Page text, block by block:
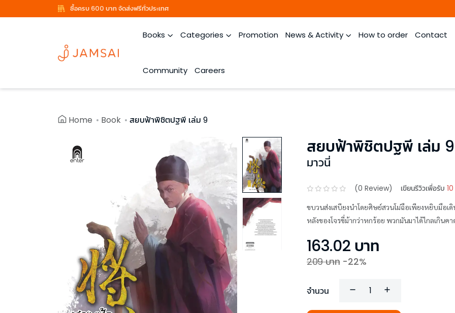
ซื้อครบ 600 บาท จัดส่งฟรีทั่วประเทศ
Books Categories Promotion News & Activity How to order Contact
Community Careers
Home Book สยบฟ้าพิชิตปฐพี เล่ม 9
สยบฟ้าพิชิตปฐพี เล่ม 9
มาวนี่
(0 Review) เขียนรีวิวเพื่อรับ
ขบวนส่งเสบียงนำโดยศิษย์สวนโม่ฉือเพียงหยิบมือเ
หลังของโจรขี่ม้ากว่าหกร้อย พวกมันมาได้ไกลเกินคา
163.02 บาท
209บาท -22%
จำนวน